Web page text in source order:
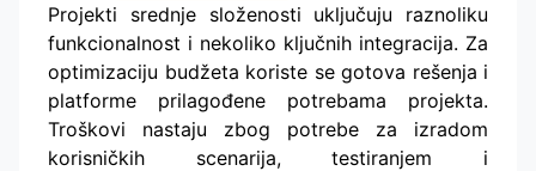
Projekti srednje složenosti uključuju raznoliku
funkcionalnost i nekoliko ključnih integracija. Za
optimizaciju budžeta koriste se gotova rešenja i
platforme prilagođene potrebama projekta.
Troškovi nastaju zbog potrebe za izradom
korisničkih scenarija, testiranjem i